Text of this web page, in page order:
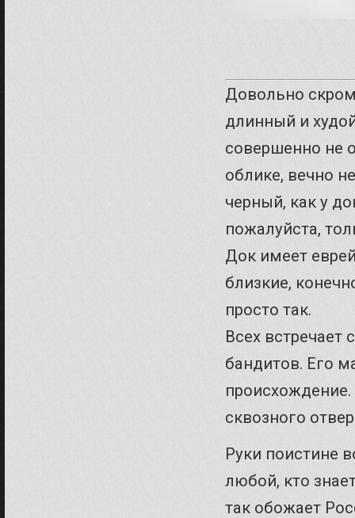
Довольно
длинный и
совершенно не
облике, вечно
черный, как у
пожалуйста,
Док имеет
близкие,
просто так.
Всех
бандитов. Его
сквозного
Руки поистине
любой, кто
так обожает